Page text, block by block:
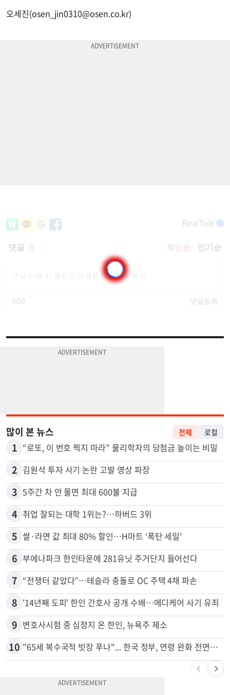
오세진(osen_jin0310@osen.co.kr)
많이 본 뉴스
1 “로또, 이 번호 찍지 마라” 물리학자의 당첨금 높이는 비밀
2 김원석 투자 사기 논란 고발 영상 파장
3 5주간 차 안 몰면 최대 600불 지급
4 취업 잘되는 대학 1위는?…하버드 3위
5 쌀·라면 값 최대 80% 할인…H마트 ‘폭탄 세일’
6 부에나파크 한인타운에 281유닛 주거단지 들어선다
7 “전쟁터 같았다”…테슬라 충돌로 OC 주택 4채 파손
8 '14년째 도피' 한인 간호사 공개 수배…메디케어 사기 유죄
9 변호사시험 중 심정지 온 한인, 뉴욕주 제소
"65세 복수국적 빗장 푸나"... 한국 정부, 연령 완화 전면 추진